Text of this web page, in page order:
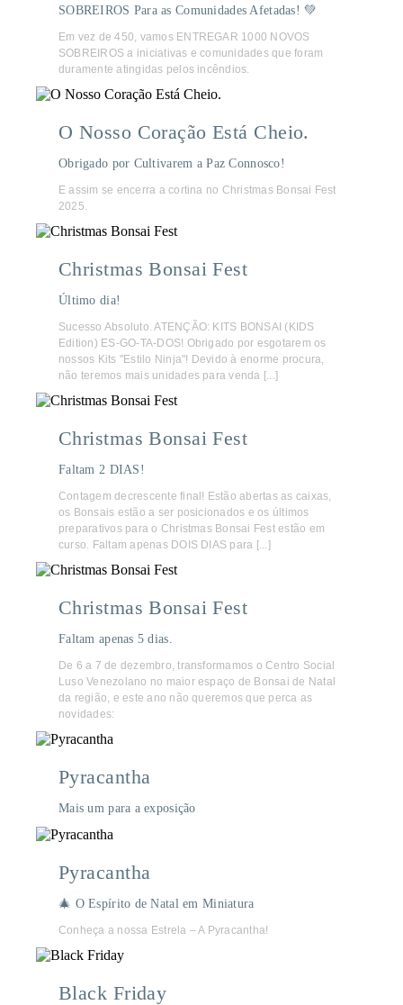
SOBREIROS Para as Comunidades Afetadas! 💚
Em vez de 450, vamos ENTREGAR 1000 NOVOS
SOBREIROS a iniciativas e comunidades que foram
duramente atingidas pelos incêndios.
O Nosso Coração Está Cheio.
Obrigado por Cultivarem a Paz Connosco!
E assim se encerra a cortina no Christmas Bonsai Fest
2025.
Christmas Bonsai Fest
Último dia!
Sucesso Absoluto. ATENÇÃO: KITS BONSAI (KIDS
Edition) ES-GO-TA-DOS! Obrigado por esgotarem os
nossos Kits "Estilo Ninja"! Devido à enorme procura,
não teremos mais unidades para venda [...]
Christmas Bonsai Fest
Faltam 2 DIAS!
Contagem decrescente final! Estão abertas as caixas,
os Bonsais estão a ser posicionados e os últimos
preparativos para o Christmas Bonsai Fest estão em
curso. Faltam apenas DOIS DIAS para [...]
Christmas Bonsai Fest
Faltam apenas 5 dias.
De 6 a 7 de dezembro, transformamos o Centro Social
Luso Venezolano no maior espaço de Bonsai de Natal
da região, e este ano não queremos que perca as
novidades:
Pyracantha
Mais um para a exposição
Pyracantha
🎄 O Espírito de Natal em Miniatura
Conheça a nossa Estrela – A Pyracantha!
Black Friday